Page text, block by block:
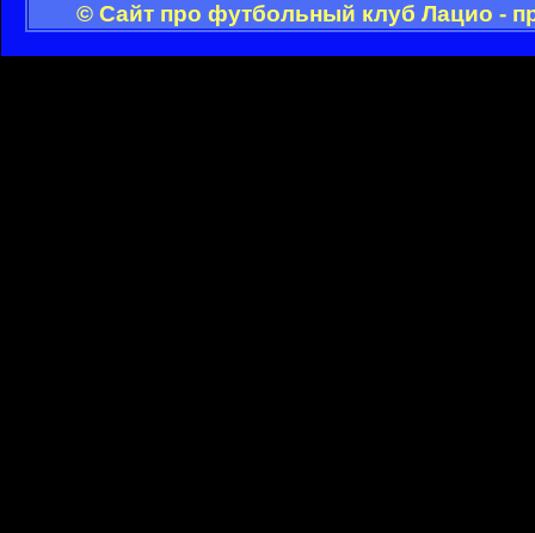
© Сайт про футбольный клуб Лацио -